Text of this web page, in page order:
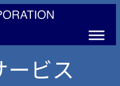
ビス